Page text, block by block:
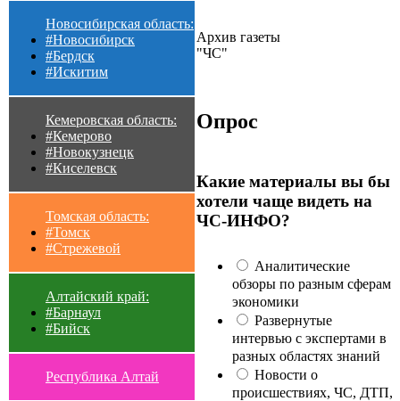
Новосибирская область:
#Новосибирск
#Бердск
#Искитим
Кемеровская область:
#Кемерово
#Новокузнецк
#Киселевск
Томская область:
#Томск
#Стрежевой
Алтайский край:
#Барнаул
#Бийск
Республика Алтай
Архив газеты
"ЧС"
Опрос
Какие материалы вы бы
хотели чаще видеть на
ЧС-ИНФО?
Аналитические
обзоры по разным сферам
экономики
Развернутые
интервью с экспертами в
разных областях знаний
Новости о
происшествиях, ЧС, ДТП,